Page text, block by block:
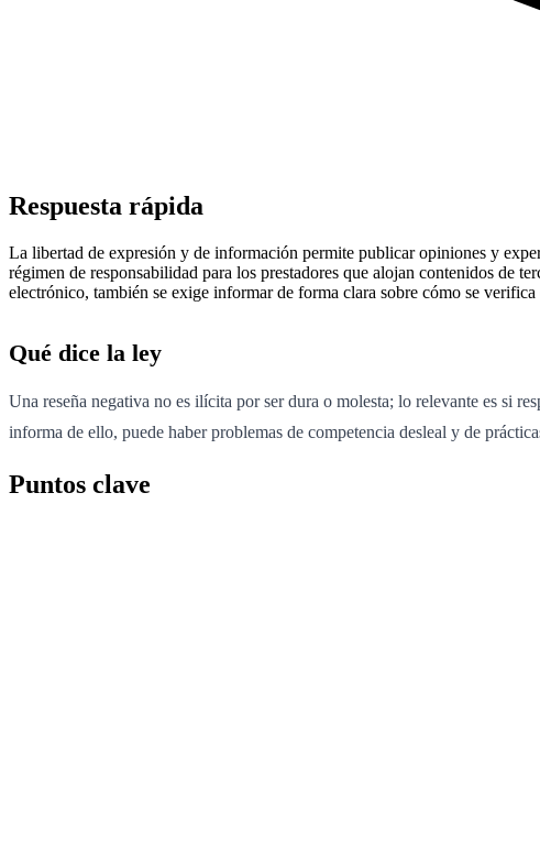
Respuesta rápida
La libertad de expresión y de información permite publicar opiniones y
régimen de responsabilidad para los prestadores que alojan contenidos de
electrónico, también se exige informar de forma clara sobre cómo se verifica
Qué dice la ley
Una reseña negativa no es ilícita por ser dura o molesta; lo relevante es si
informa de ello, puede haber problemas de competencia desleal y de
Puntos clave